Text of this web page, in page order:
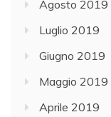
Agosto 2019
Luglio 2019
Giugno 2019
Maggio 2019
Aprile 2019